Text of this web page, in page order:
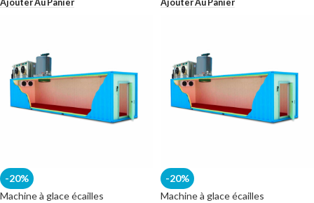
Ajouter Au Panier Ajouter Au Panier
-20%
Machine à glace écailles
-20%
Machine à glace écailles